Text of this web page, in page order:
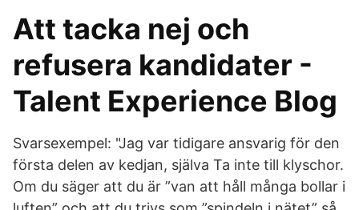
Att tacka nej och
refusera kandidater -
Talent Experience Blog
Svarsexempel: "Jag var tidigare ansvarig för den
första delen av kedjan, själva Ta inte till klyschor.
Om du säger att du är ”van att håll många bollar i